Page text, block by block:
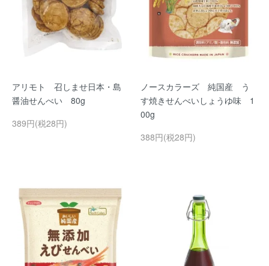
アリモト 召しませ日本・島
醤油せんべい 80g
389円(税28円)
ノースカラーズ 純国産 う
す焼きせんべいしょうゆ味 1
00g
388円(税28円)